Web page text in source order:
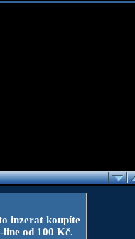
inzerat koupíte
line od 100 Kč.